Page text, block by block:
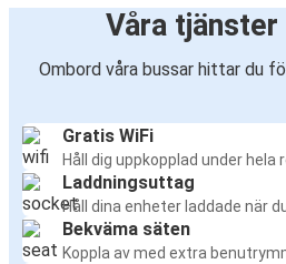
Våra tjänster
Ombord våra bussar hittar du
Gratis WiFi
Håll dig uppkopplad under hela
Laddningsuttag
Håll dina enheter laddade när
Bekväma säten
Koppla av med extra